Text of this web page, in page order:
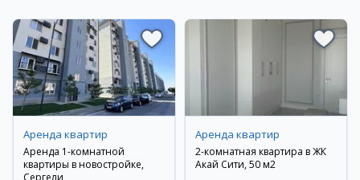
Аренда квартир
Аренда 1-комнатной
квартиры в новостройке,
Сергели
Аренда квартир
2-комнатная квартира в ЖК
Акай Сити, 50 м2